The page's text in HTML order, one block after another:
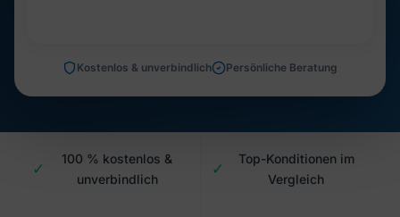
✓
100 % kostenlos &
unverbindlich
✓
Top-Konditionen im
Vergleich